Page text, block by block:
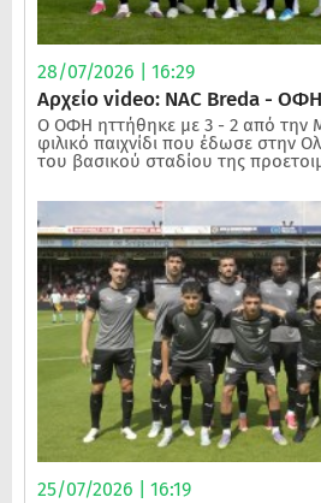
28/07/2026 | 16:29
Αρχείο video: NAC Breda -
Ο ΟΦΗ ηττήθηκε με 3 - 2 από την
φιλικό παιχνίδι που έδωσε στην
του βασικού σταδίου της
25/07/2026 | 16:19